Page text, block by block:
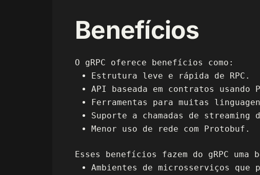
Benefícios
O gRPC oferece benefícios como:
Estrutura leve e rápida de RPC.
API baseada em contratos
Ferramentas para muitas
Suporte a chamadas de
Menor uso de rede com Protobuf.
Esses benefícios fazem do gRPC uma
Ambientes de microsserviços que